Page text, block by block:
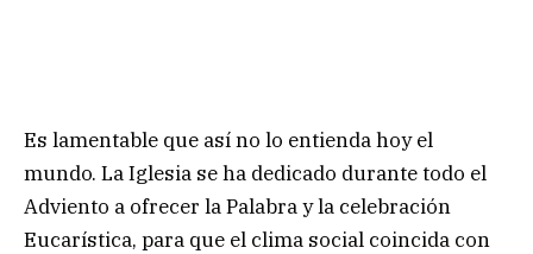
Es lamentable que así no lo entienda hoy el
mundo. La Iglesia se ha dedicado durante todo el
Adviento a ofrecer la Palabra y la celebración
Eucarística, para que el clima social coincida con